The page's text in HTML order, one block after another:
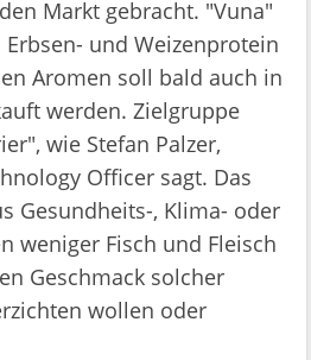
Markt gebracht. "Vuna"
und Weizenprotein
Aromen soll bald auch in
werden. Zielgruppe
wie Stefan Palzer,
Officer sagt. Das
Gesundheits-, Klima- oder
weniger Fisch und Fleisch
Geschmack solcher
wollen oder